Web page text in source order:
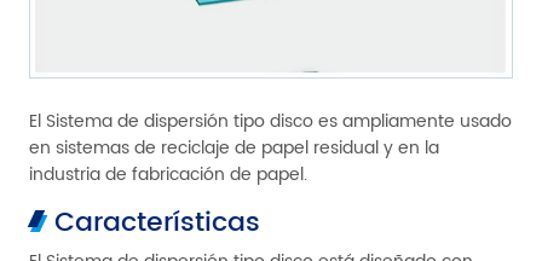
El Sistema de dispersión tipo disco es ampliamente usado
en sistemas de reciclaje de papel residual y en la
industria de fabricación de papel.
Características